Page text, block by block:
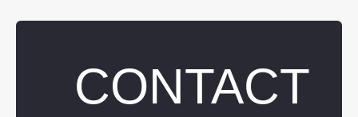
CONTACT